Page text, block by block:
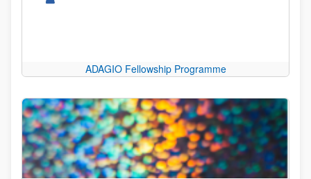
ADAGIO Fellowship Programme